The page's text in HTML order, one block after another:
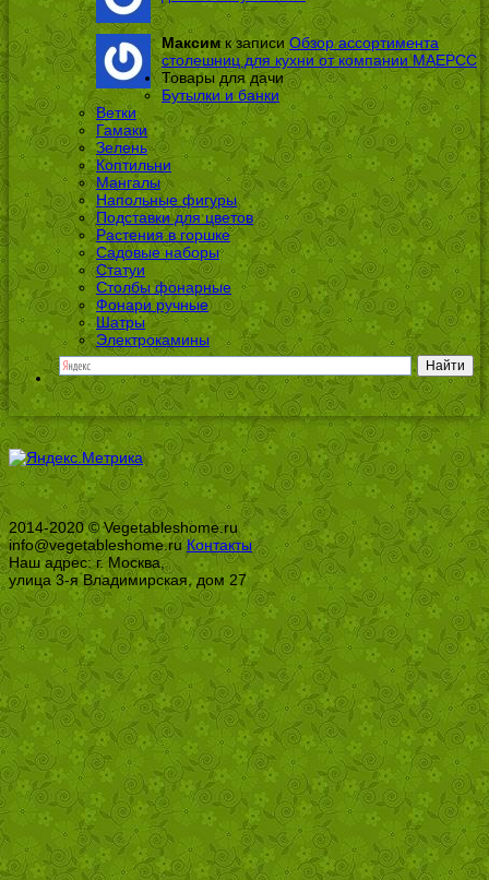
Максимк записи Обзор ассортимента
столешниц для кухни от компании МАЕРСС
Товары для дачи
Бутылки и банки
Ветки
Гамаки
Зелень
Коптильни
Мангалы
Напольные фигуры
Подставки для цветов
Растения в горшке
Садовые наборы
Статуи
Столбы фонарные
Фонари ручные
Шатры
Электрокамины
2014-2020 © Vegetableshome.ru
info@vegetableshome.ruКонтакты
Наш адрес: г. Москва,
улица 3-я Владимирская, дом 27